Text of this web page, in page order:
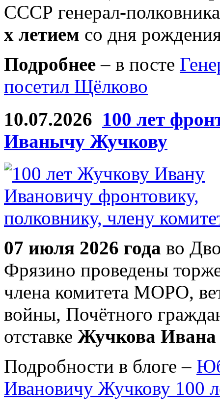
СССР генерал-
х летием со дня
Подробнее – в посте
посетил Щёлково
10.07.2026 100 лет
Иванычу Жучкову
07 июля 2026 года во
Фрязино проведены
члена комитета МОРО,
войны, Почётного
отставке Жучкова
Подробности в блоге –
Ивановичу Жучкову 100